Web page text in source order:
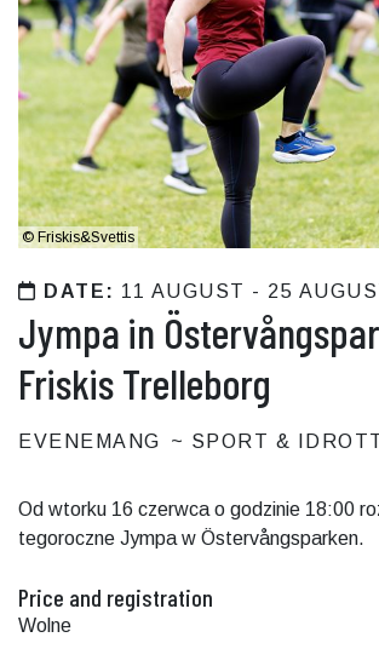
© Friskis&Svettis
DATE: 11 AUGUST - 25
Jympa in
Friskis Trelleborg
EVENEMANG SPORT &
Od wtorku 16 czerwca o godzinie 18:00
tegoroczne Jympa w Östervångsparken.
Price and registration
Wolne